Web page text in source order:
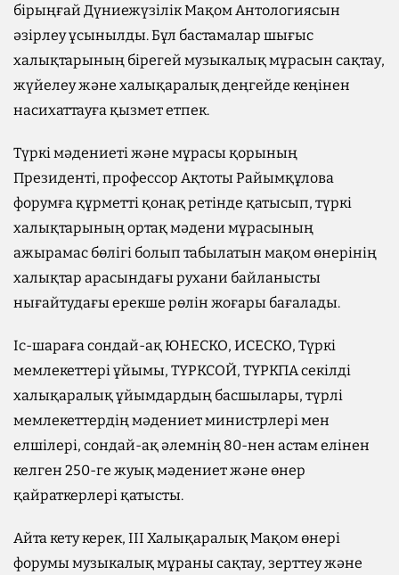
бірыңғай Дүниежүзілік Мақом Антологиясын
әзірлеу ұсынылды. Бұл бастамалар шығыс
халықтарының бірегей музыкалық мұрасын сақтау,
жүйелеу және халықаралық деңгейде кеңінен
насихаттауға қызмет етпек.
Түркі мәдениеті және мұрасы қорының
Президенті, профессор Ақтоты Райымқұлова
форумға құрметті қонақ ретінде қатысып, түркі
халықтарының ортақ мәдени мұрасының
ажырамас бөлігі болып табылатын мақом өнерінің
халықтар арасындағы рухани байланысты
нығайтудағы ерекше рөлін жоғары бағалады.
Іс-шараға сондай-ақ ЮНЕСКО, ИСЕСКО, Түркі
мемлекеттері ұйымы, ТҮРКСОЙ, ТҮРКПА секілді
халықаралық ұйымдардың басшылары, түрлі
мемлекеттердің мәдениет министрлері мен
елшілері, сондай-ақ әлемнің 80-нен астам елінен
келген 250-ге жуық мәдениет және өнер
қайраткерлері қатысты.
Айта кету керек, III Халықаралық Мақом өнері
форумы музыкалық мұраны сақтау, зерттеу және